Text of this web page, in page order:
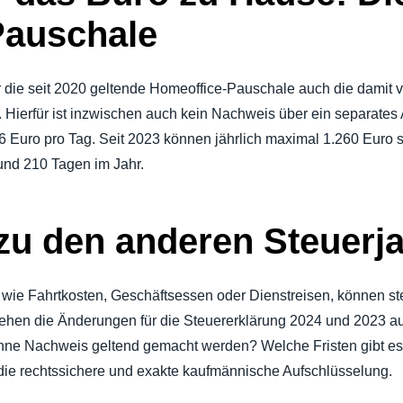
seit 2020 geltende Homeoffice-Pauschale auch die damit
ist inzwischen auch kein Nachweis über ein separates
Euro pro Tag. Seit 2023 können jährlich maximal 1.260 Euro
210 Tagen im Jahr.
den anderen
Fahrtkosten, Geschäftsessen oder Dienstreisen, können
die Änderungen für die Steuererklärung 2024 und 2023
Nachweis geltend gemacht werden? Welche Fristen gibt
rechtssichere und exakte kaufmännische Aufschlüsselung.